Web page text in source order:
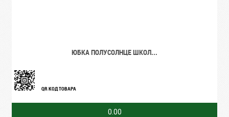
ЮБКА ПОЛУСОЛНЦЕ ШКОЛ...
QR КОД ТОВАРА
0.00